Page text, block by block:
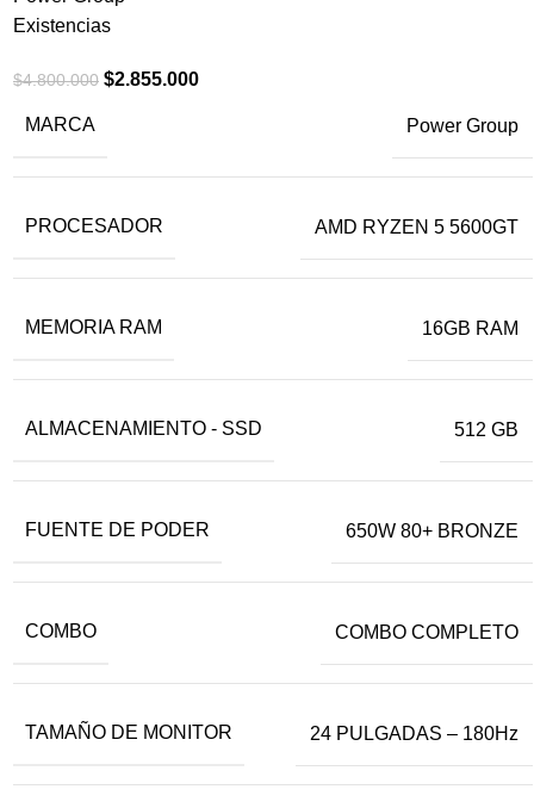
Existencias
$4.800.000 $2.855.000
MARCA Power Group
PROCESADOR AMD RYZEN 5 5600GT
MEMORIA RAM 16GB RAM
ALMACENAMIENTO - SSD 512 GB
FUENTE DE PODER 650W 80+ BRONZE
COMBO COMBO COMPLETO
TAMAÑO DE MONITOR 24 PULGADAS – 180Hz